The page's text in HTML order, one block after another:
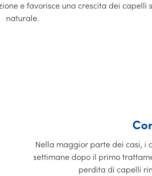
e favorisce una crescita dei capelli
naturale.
Nella maggior parte dei casi, i
settimane dopo il primo
perdita di capelli